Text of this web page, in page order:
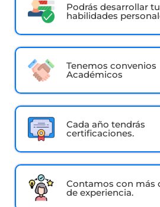
Podrás desarrollar
habilidades
Tenemos convenios
Académicos
Cada año tendrás
certificaciones.
Contamos con más
de experiencia.